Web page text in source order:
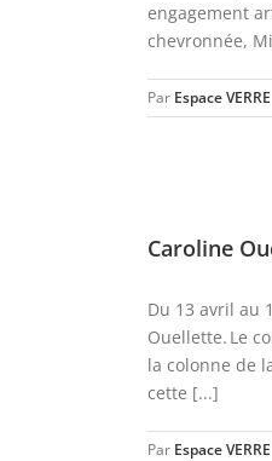
engagement
chevronnée,
Par Espace VERRE
Caroline
Du 13 avril au
Ouellette. Le
la colonne de
cette [...]
Par Espace VERRE